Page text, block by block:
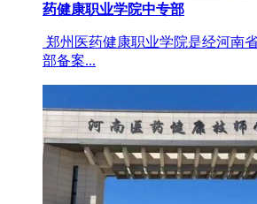
药健康职业学院中专部
郑州医药健康职业学院是经河南
部备案...